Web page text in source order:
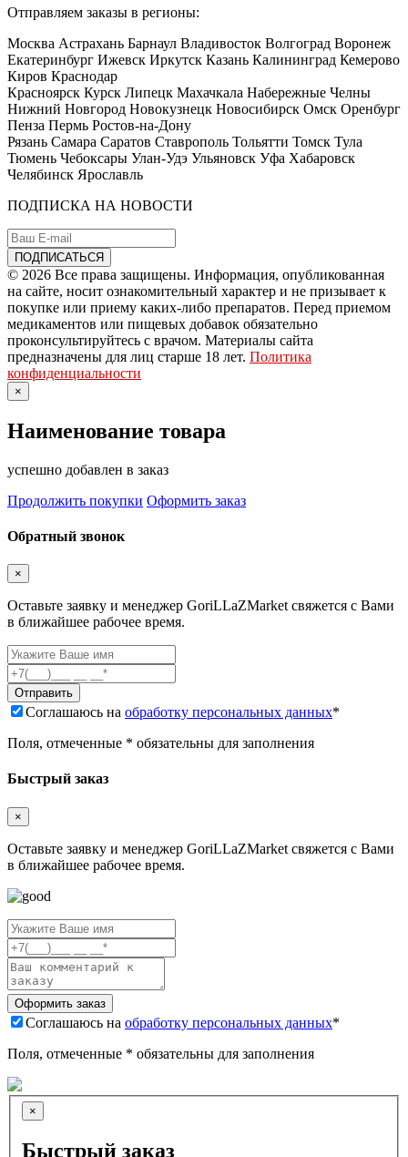
Отправляем заказы в регионы:
Москва Астрахань Барнаул Владивосток Волгоград Воронеж
Екатеринбург Ижевск Иркутск Казань Калининград Кемерово
Киров Краснодар
Красноярск Курск Липецк Махачкала Набережные Челны
Нижний Новгород Новокузнецк Новосибирск Омск Оренбург
Пенза Пермь Ростов-на-Дону
Рязань Самара Саратов Ставрополь Тольятти Томск Тула
Тюмень Чебоксары Улан-Удэ Ульяновск Уфа Хабаровск
Челябинск Ярославль
ПОДПИСКА НА НОВОСТИ
© 2026 Все права защищены. Информация, опубликованная
на сайте, носит ознакомительный характер и не призывает к
покупке или приему каких-либо препаратов. Перед приемом
медикаментов или пищевых добавок обязательно
проконсультируйтесь с врачом. Материалы сайта
предназначены для лиц старше 18 лет. Политика
конфиденциальности
×
Наименование товара
успешно добавлен в заказ
Продолжить покупки Оформить заказ
Обратный звонок
×
Оставьте заявку и менеджер GoriLLaZMarket свяжется с Вами
в ближайшее рабочее время.
Соглашаюсь на обработку персональных данных*
Поля, отмеченные * обязательны для заполнения
Быстрый заказ
×
Оставьте заявку и менеджер GoriLLaZMarket свяжется с Вами
в ближайшее рабочее время.
Соглашаюсь на обработку персональных данных*
Поля, отмеченные * обязательны для заполнения
×
Быстрый заказ